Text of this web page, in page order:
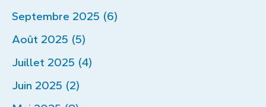
Septembre 2025 (6)
Août 2025 (5)
Juillet 2025 (4)
Juin 2025 (2)